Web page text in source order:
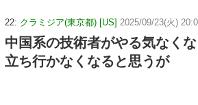
22: クラミジア(東京都) [US] 2025/09/23(火)
中国系の技術者がやる気なく
立ち行かなくなると思うが